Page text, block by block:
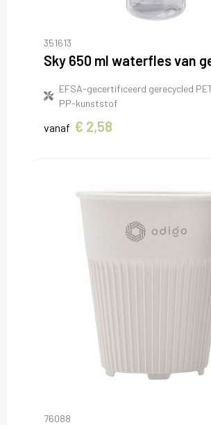
351613
EFSA-gecertificeerd gerecycled
PP-kunststof
vanaf € 2,58
76088